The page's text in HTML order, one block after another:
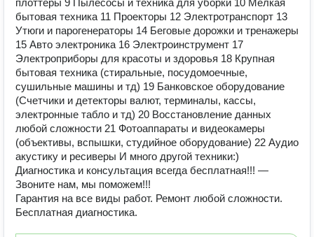
плоттеры 9 Пылесосы и техника для уборки 10 Мелкая
бытовая техника 11 Проекторы 12 Электротранспорт 13
Утюги и парогенераторы 14 Беговые дорожки и тренажеры
15 Авто электроника 16 Электроинструмент 17
Электроприборы для красоты и здоровья 18 Крупная
бытовая техника (стиральные, посудомоечные,
сушильные машины и тд) 19 Банковское оборудование
(Счетчики и детекторы валют, терминалы, кассы,
электронные табло и тд) 20 Восстановление данных
любой сложности 21 Фотоаппараты и видеокамеры
(объективы, вспышки, студийное оборудование) 22 Аудио
акустику и ресиверы И много другой техники:)
Диагностика и консультация всегда бесплатная!!! —
Звоните нам, мы поможем!!!
Гарантия на все виды работ. Ремонт любой сложности.
Бесплатная диагностика.